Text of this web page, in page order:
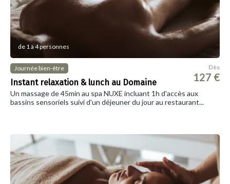
de 1 à 4 personnes
Journée bien-être
Instant relaxation & lunch au Domaine
Dès
127 €
Un massage de 45min au spa NUXE incluant 1h d'accès aux
bassins sensoriels suivi d'un déjeuner du jour au restaurant...